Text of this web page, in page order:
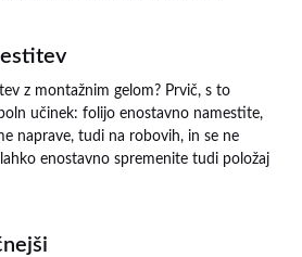
z montažnim gelom? Prvič, s to
učinek: folijo enostavno namestite,
naprave, tudi na robovih, in se ne
enostavno spremenite tudi položaj